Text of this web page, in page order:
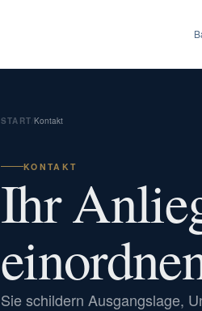
START Kontakt
KONTAKT
Ihr
Sie schildern Ausgangslage,